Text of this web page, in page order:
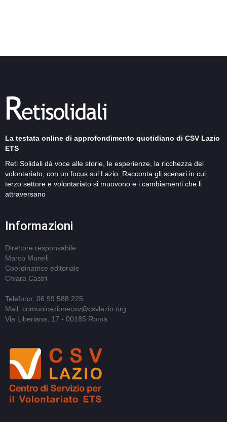
La testata online di approfondimento quotidiano di CSV Lazio
ETS
Reti Solidali dà voce alle storie, le esperienze, la ricchezza del
volontariato, con un focus sul Lazio. Racconta gli scenari in cui
terzo settore e volontariato si muovono e i cambiamenti che li
attraversano
Informazioni
Direttore responsabile
Marco Morelli
Coordinatrice editoriale
Chiara Castri
Telefono: 06 99 588 225
Mail: comunicazionecsv@csvlazio.org
Via Liberiana, 17 - 00185 Roma